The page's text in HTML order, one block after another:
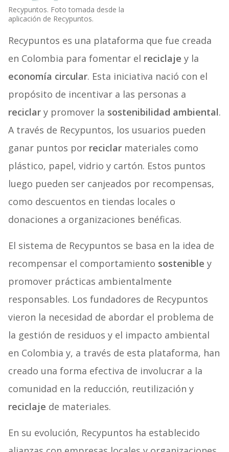
Recypuntos. Foto tomada desde la
aplicación de Recypuntos.
Recypuntos es una plataforma que fue creada
en Colombia para fomentar el reciclaje y la
economía circular. Esta iniciativa nació con el
propósito de incentivar a las personas a
reciclary promover la sostenibilidad ambiental.
A través de Recypuntos, los usuarios pueden
ganar puntos por reciclarmateriales como
plástico, papel, vidrio y cartón. Estos puntos
luego pueden ser canjeados por recompensas,
como descuentos en tiendas locales o
donaciones a organizaciones benéficas.
El sistema de Recypuntos se basa en la idea de
recompensar el comportamiento sostenible y
promover prácticas ambientalmente
responsables. Los fundadores de Recypuntos
vieron la necesidad de abordar el problema de
la gestión de residuos y el impacto ambiental
en Colombia y, a través de esta plataforma, han
creado una forma efectiva de involucrar a la
comunidad en la reducción, reutilización y
reciclaje de materiales.
En su evolución, Recypuntos ha establecido